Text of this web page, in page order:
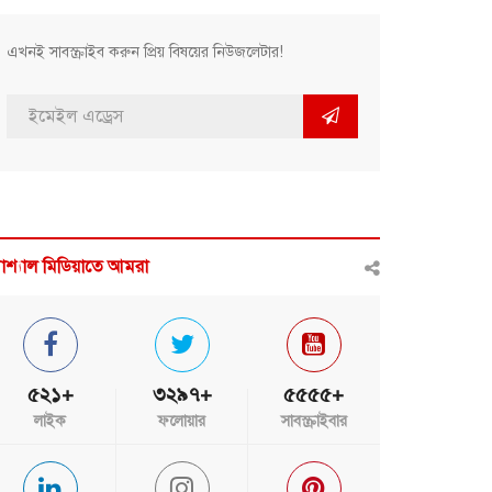
এখনই সাবস্ক্রাইব করুন প্রিয় বিষয়ের নিউজলেটার!
মিডিয়াতে আমরা
৫২১+
লাইক
৩২৯৭+
ফলোয়ার
৫৫৫৫+
সাবস্ক্রাইবার